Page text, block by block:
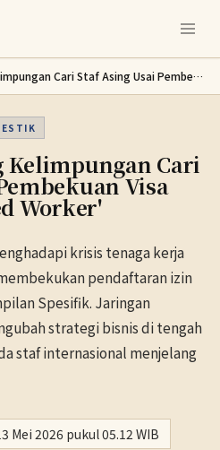
Restoran Jepang Kelimpungan Cari Staf Asing Usai Pembekuan Visa 'Specified Skilled Worker'
Kelimpungan Cari
Visa
Worker'
krisis tenaga kerja
pendaftaran izin
Spesifik. Jaringan
strategi bisnis di tengah
staf internasional menjelang
Mei 2026 pukul 05.12 WIB